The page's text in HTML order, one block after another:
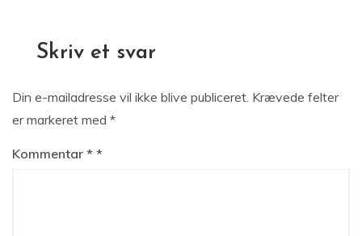
Skriv et svar
Din e-mailadresse vil ikke blive publiceret. Krævede felter
er markeret med *
Kommentar *